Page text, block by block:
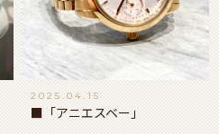
2025.04.15
■「アニエスベー」